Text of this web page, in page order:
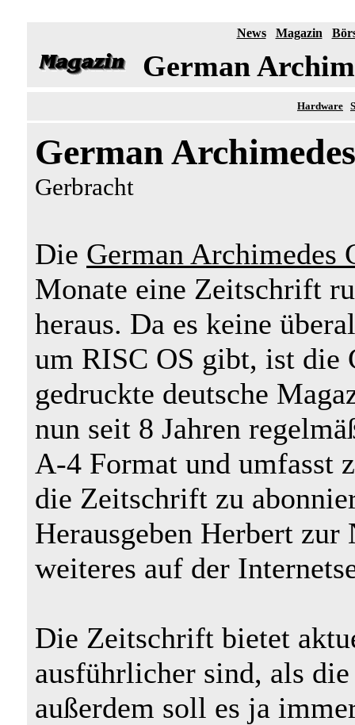
News Magazin
German
Hardware
German
Gerbracht
Die German Archimedes
Monate eine Zeitschrift
heraus. Da es keine
um RISC OS gibt, ist die
gedruckte deutsche
nun seit 8 Jahren
A-4 Format und umfasst
die Zeitschrift zu
Herausgeben Herbert zur
weiteres auf der
Die Zeitschrift bietet
ausführlicher sind, als
außerdem soll es ja